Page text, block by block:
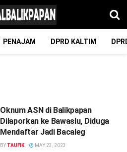
PENAJAM DPRD KALTIM
Oknum ASN di Balikpapan
Dilaporkan ke Bawaslu, Diduga
Mendaftar Jadi Bacaleg
BY TAUFIK MAY 23, 2023